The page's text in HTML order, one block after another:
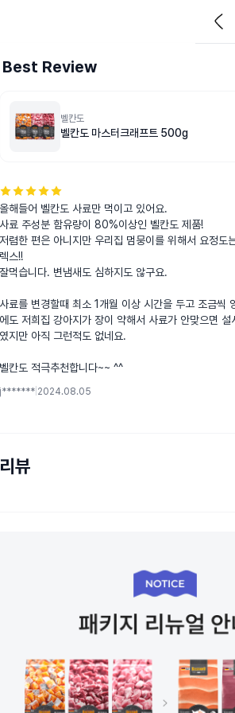
Best Review
벨칸도
벨칸도 마스터크래프트 500g
올해들어 벨칸도 사료만 먹이고 있어요.
사료 주성분 함유량이 80%이상인 벨칸도 제품!
저렴한 편은 아니지만 우리집 멈뭉이를 위해서 요정도
렉스!!
잘먹습니다. 변냄새도 심하지도 않구요.
사료를 변경할때 최소 1개월 이상 시간을 두고 조금씩
에도 저희집 강아지가 장이 약해서 사료가 안맞으면 설
였지만 아직 그런적도 없네요.
벨칸도 적극추천합니다~~ ^^
j******* 2024.08.05
리뷰